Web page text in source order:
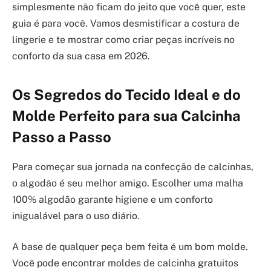
simplesmente não ficam do jeito que você quer, este
guia é para você. Vamos desmistificar a costura de
lingerie e te mostrar como criar peças incríveis no
conforto da sua casa em 2026.
Os Segredos do Tecido Ideal e do
Molde Perfeito para sua Calcinha
Passo a Passo
Para começar sua jornada na confecção de calcinhas,
o algodão é seu melhor amigo. Escolher uma malha
100% algodão garante higiene e um conforto
inigualável para o uso diário.
A base de qualquer peça bem feita é um bom molde.
Você pode encontrar moldes de calcinha gratuitos